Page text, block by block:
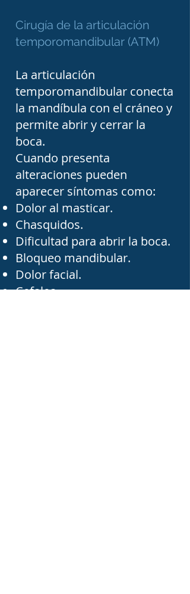
temporomandibular,
reconstrucción facial y
otras patologías del
complejo maxilofacial.
Nuestro objetivo es
facilitar la búsqueda de
atención médica
especializada para que
recibas un tratamiento
oportuno, seguro y basado
en las necesidades
específicas de tu caso.
Cirugía de la articulación
temporomandibular (ATM)
La articulación
temporomandibular conecta
la mandíbula con el cráneo y
permite abrir y cerrar la
boca.
Cuando presenta
alteraciones pueden
aparecer síntomas como:
Dolor al masticar.
Chasquidos.
Dificultad para abrir la boca.
Bloqueo mandibular.
Dolor facial.
Cefalea.